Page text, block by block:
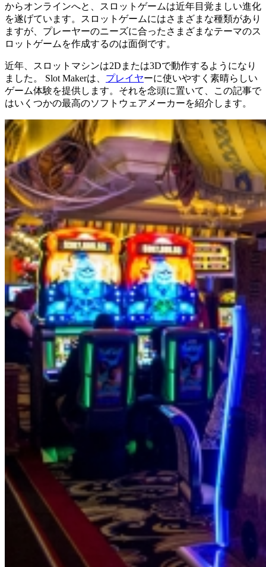
からオンラインへと、スロットゲームは近年目覚ましい進化
を遂げています。スロットゲームにはさまざまな種類があり
ますが、プレーヤーのニーズに合ったさまざまなテーマのス
ロットゲームを作成するのは面倒です。
近年、スロットマシンは2Dまたは3Dで動作するようになり
ました。 Slot Makerは、 プレイヤーに使いやすく素晴らしい
ゲーム体験を提供します。それを念頭に置いて、この記事で
はいくつかの最高のソフトウェアメーカーを紹介します。